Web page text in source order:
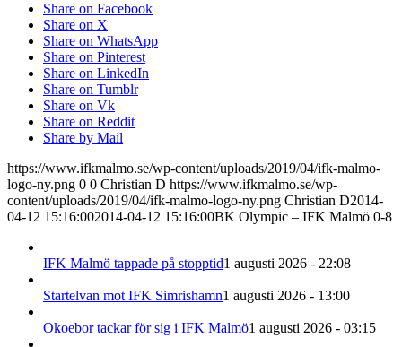
Share on Facebook
Share on X
Share on WhatsApp
Share on Pinterest
Share on LinkedIn
Share on Tumblr
Share on Vk
Share on Reddit
Share by Mail
https://www.ifkmalmo.se/wp-content/uploads/2019/04/ifk-malmo-
logo-ny.png 0 0 Christian D https://www.ifkmalmo.se/wp-
content/uploads/2019/04/ifk-malmo-logo-ny.png Christian D2014-
04-12 15:16:002014-04-12 15:16:00BK Olympic – IFK Malmö 0-8
IFK Malmö tappade på stopptid1 augusti 2026 - 22:08
Startelvan mot IFK Simrishamn1 augusti 2026 - 13:00
Okoebor tackar för sig i IFK Malmö1 augusti 2026 - 03:15